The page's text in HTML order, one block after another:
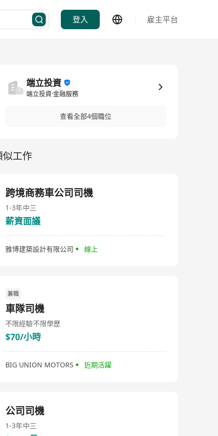
登入 雇主平台
端立投資
端立投資·金融服務
查看全部4個職位
似工作
跨境商務車公司司機
1-3年中三
薪資面議
雅博建築設計有限公司 線上
兼職
車隊司機
不限經驗不限學歷
$70/小時
BIG UNION MOTORS 近期活躍
公司司機
1-3年中三